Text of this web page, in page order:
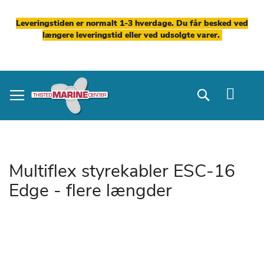
Leveringstiden er normalt 1-3 hverdage. Du får besked ved
længere leveringstid eller ved udsolgte varer.
to
Content
Search
Multiflex styrekabler ESC-16
Edge - flere længder